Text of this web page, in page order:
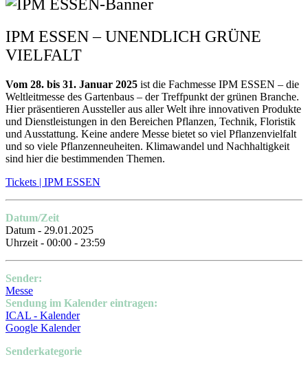
IPM ESSEN – UNENDLICH GRÜNE
VIELFALT
Vom 28. bis 31. Januar 2025 ist die Fachmesse IPM ESSEN – die
Weltleitmesse des Gartenbaus – der Treffpunkt der grünen Branche.
Hier präsentieren Aussteller aus aller Welt ihre innovativen Produkte
und Dienstleistungen in den Bereichen Pflanzen, Technik, Floristik
und Ausstattung. Keine andere Messe bietet so viel Pflanzenvielfalt
und so viele Pflanzenneuheiten. Klimawandel und Nachhaltigkeit
sind hier die bestimmenden Themen.
Tickets | IPM ESSEN
Datum/Zeit
Datum - 29.01.2025
Uhrzeit - 00:00 - 23:59
Sender:
Messe
Sendung im Kalender eintragen:
ICAL - Kalender
Google Kalender
Senderkategorie